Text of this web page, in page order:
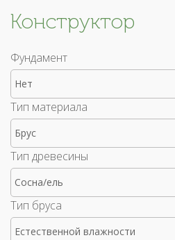
Конструктор
Фундамент
Нет
Тип материала
Брус
Тип древесины
Сосна/ель
Тип бруса
Естественной влажности